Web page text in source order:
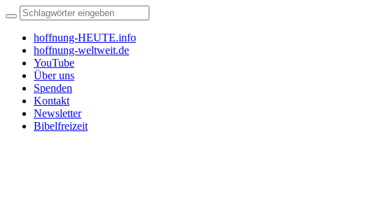
hoffnung-HEUTE.info
hoffnung-weltweit.de
YouTube
Über uns
Spenden
Kontakt
Newsletter
Bibelfreizeit